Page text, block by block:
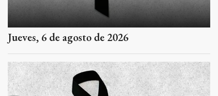
Jueves, 6 de agosto de 2026